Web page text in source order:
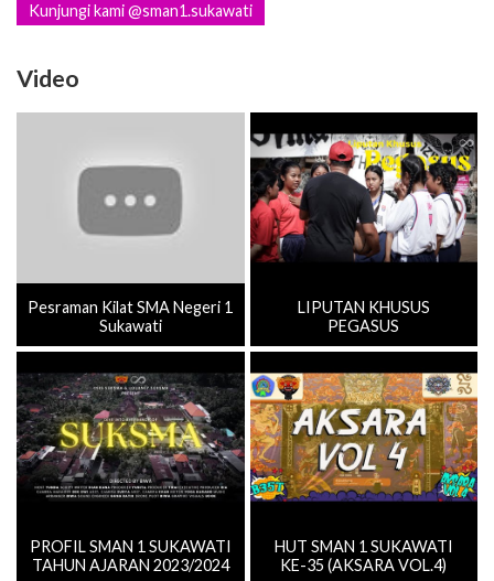
Kunjungi kami @sman1.sukawati
Video
Pesraman Kilat SMA Negeri 1
Sukawati
LIPUTAN KHUSUS
PEGASUS
PROFIL SMAN 1 SUKAWATI
TAHUN AJARAN 2023/2024
HUT SMAN 1 SUKAWATI
KE-35 (AKSARA VOL.4)